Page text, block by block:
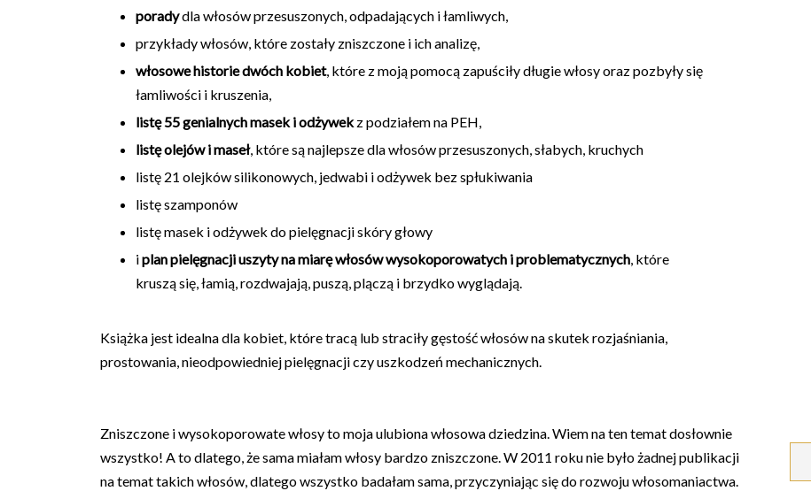
poradydla włosów przesuszonych, odpadających i łamliwych,
przykłady włosów, które zostały zniszczone i ich analizę,
włosowe historie dwóch kobiet, które z moją pomocą zapuściły długie włosy oraz pozbyły się
łamliwości i kruszenia,
listę 55 genialnych masek i odżywekz podziałem na PEH,
listę olejów i maseł, które są najlepsze dla włosów przesuszonych, słabych, kruchych
listę 21 olejków silikonowych, jedwabi i odżywek bez spłukiwania
listę szamponów
listę masek i odżywek do pielęgnacji skóry głowy
iplan pielęgnacji uszyty na miarę włosów wysokoporowatych i problematycznych, które
kruszą się, łamią, rozdwajają, puszą, plączą i brzydko wyglądają.
Książka jest idealna dla kobiet, które tracą lub straciły gęstość włosów na skutek rozjaśniania,
prostowania, nieodpowiedniej pielęgnacji czy uszkodzeń mechanicznych.
Zniszczone i wysokoporowate włosy to moja ulubiona włosowa dziedzina. Wiem na ten temat dosłownie
wszystko! A to dlatego, że sama miałam włosy bardzo zniszczone. W 2011 roku nie było żadnej publikacji
na temat takich włosów, dlatego wszystko badałam sama, przyczyniając się do rozwoju włosomaniactwa.